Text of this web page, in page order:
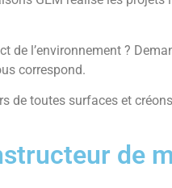
de l’environnement ?
correspond.
de toutes surfaces et
de